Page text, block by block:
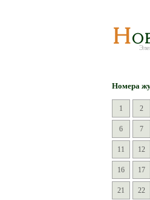
Номера
1 2
6 7
11 12
16 17
21 22